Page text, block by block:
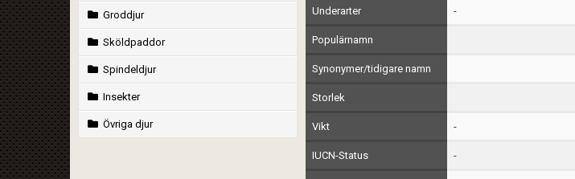
Groddjur
Sköldpaddor
Spindeldjur
Insekter
Övriga djur
Underarter -
Populärnamn
Synonymer/tidigare namn
Storlek
Vikt -
IUCN-Status -